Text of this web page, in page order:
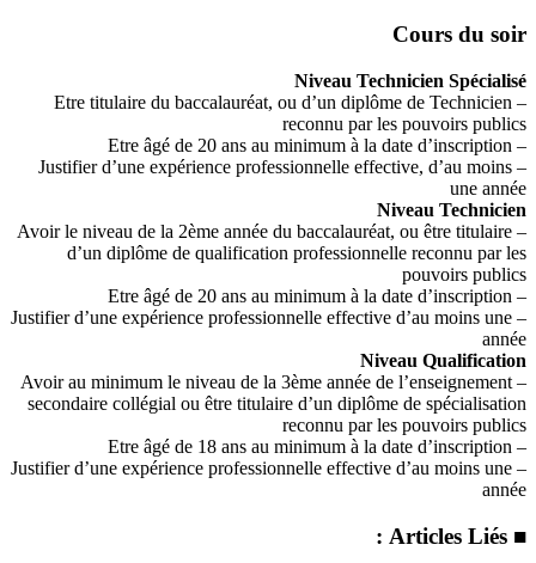
Cours du soir
Niveau Technicien Spécialisé
– Etre titulaire du baccalauréat, ou d’un diplôme de Technicien
reconnu par les pouvoirs publics
– Etre âgé de 20 ans au minimum à la date d’inscription
– Justifier d’une expérience professionnelle effective, d’au moins
une année
Niveau Technicien
– Avoir le niveau de la 2ème année du baccalauréat, ou être titulaire
d’un diplôme de qualification professionnelle reconnu par les
pouvoirs publics
– Etre âgé de 20 ans au minimum à la date d’inscription
– Justifier d’une expérience professionnelle effective d’au moins une
année
Niveau Qualification
– Avoir au minimum le niveau de la 3ème année de l’enseignement
secondaire collégial ou être titulaire d’un diplôme de spécialisation
reconnu par les pouvoirs publics
– Etre âgé de 18 ans au minimum à la date d’inscription
– Justifier d’une expérience professionnelle effective d’au moins une
année
■ Articles Liés :